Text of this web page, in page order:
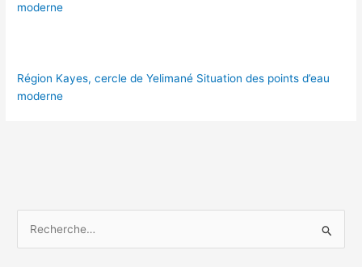
moderne
Région Kayes, cercle de Yelimané Situation des points d’eau
moderne